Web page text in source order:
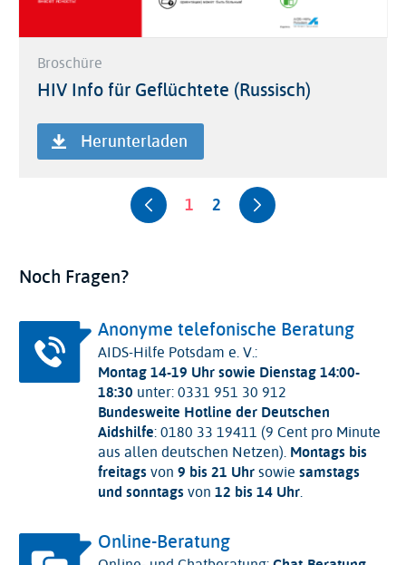
Broschüre
HIV Info für Geflüchtete (Russisch)
Herunterladen
Seitennummerierung
Vorherige
Seite
Aktuelle
1 Seite
2
Nächste
Noch Fragen?
Anonyme telefonische Beratung
AIDS-Hilfe Potsdam e. V.:
Montag 14-19 Uhr sowie Dienstag 14:00-
18:30 unter: 0331 951 30 912
Bundesweite Hotline der Deutschen
Aidshilfe: 0180 33 19411 (9 Cent pro Minute
aus allen deutschen Netzen). Montags bis
freitags von 9 bis 21 Uhrsowie samstags
und sonntags von 12 bis 14 Uhr.
Online-Beratung